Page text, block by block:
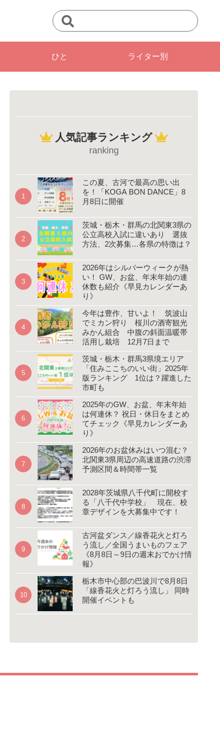
ひと ライター別
人気記事ランキング
ranking
この夏、古河で最高の思い出
を！「KOGA BON DANCE」8
月8日に開催
茨城・栃木・群馬の北関東3県の
公立高校入試に違いあり 選抜
方法、2次募集…各県の特徴は？
2026年はシルバーウィークが熱
い！ GW、お盆、年末年始の連
休数も紹介《早見カレンダーあ
り》
今年は豊作、甘いよ！ 筑波山
でミカン狩り 桜川の酒寄観光
みかん組合 中腹の斜面温暖帯
活用し栽培 12月7日まで
茨城・栃木・群馬3県境エリア
「住みここちのいい街」2025年
版ランキング 1位は？躍進した
市町も
2025年のGW、お盆、年末年始
は何連休？ 祝日・休日をまとめ
てチェック《早見カレンダーあ
り》
2026年のお盆休みはいつ混む？
北関東3県周辺の高速道路の渋滞
予測区間＆時間帯一覧
2028年茨城県八千代町に開校す
る「八千代中学校」 現在、校
章デザインを大募集中です！
古河盆ダンス／線香花火と灯ろ
う流し／全国うまいものフェア
《8月8日～9日の週末おでかけ情
報》
栃木市中心部の巴波川で8月8日
「線香花火と灯ろう流し」 同時
開催イベントも